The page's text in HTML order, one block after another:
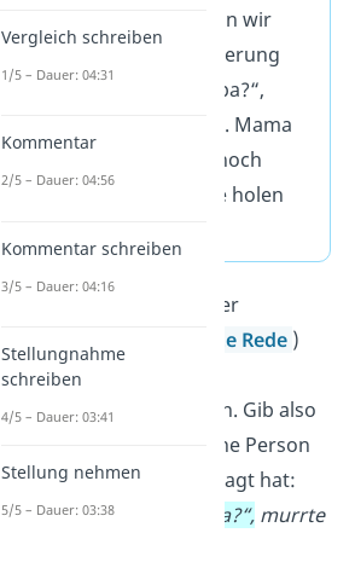
, denn wir
wollten mit der Bescherung
anfangen. „Wo ist Papa?“,
fragte ich ungeduldig. Mama
erklärte mir, dass er noch
etwas aus der Garage holen
Du kannst auch mit einer
direkte Rede )
beginnen, um direkt ins
Geschehen einzusteigen. Gib also
wörtlich wieder, was eine Person
in deiner Erzählung gesagt hat:
→ „Wo bleibt denn Papa?“,murrte
Vergleich schreiben
1/5 – Dauer: 04:31
Kommentar
2/5 – Dauer: 04:56
Kommentar schreiben
3/5 – Dauer: 04:16
Stellungnahme
schreiben
4/5 – Dauer: 03:41
Stellung nehmen
5/5 – Dauer: 03:38